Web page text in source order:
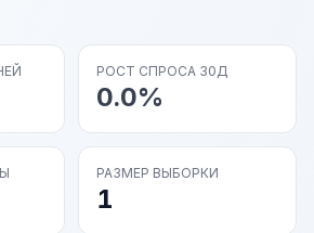
РОСТ СПРОСА 30Д
0.0%
РАЗМЕР ВЫБОРКИ
1